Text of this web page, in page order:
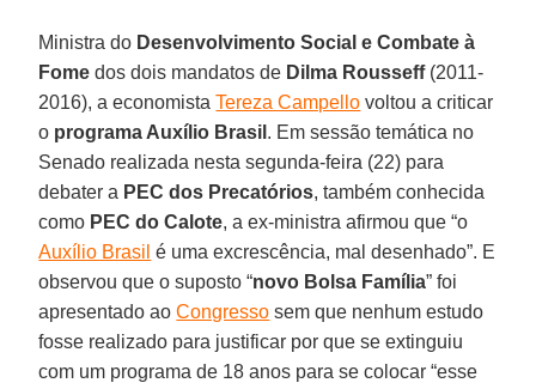
Ministra do Desenvolvimento Social e Combate à
Fome dos dois mandatos de Dilma Rousseff(2011-
2016), a economistaTereza Campello voltou a criticar
o programa Auxílio Brasil . Em sessão temática no
Senado realizada nesta segunda-feira (22) para
debater a PEC dos Precatórios, também conhecida
como PEC do Calote, a ex-ministra afirmou que “o
Auxílio Brasil é uma excrescência, mal desenhado”. E
observou que o suposto “novo Bolsa Família” foi
apresentado aoCongresso sem que nenhum estudo
fosse realizado para justificar por que se extinguiu
com um programa de 18 anos para se colocar “esse